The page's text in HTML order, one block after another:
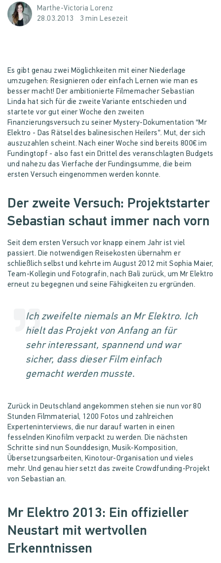
Marthe-Victoria Lorenz
28.03.2013
3 min Lesezeit
Es gibt genau zwei Möglichkeiten mit einer Niederlage
umzugehen: Resignieren oder einfach Lernen wie man es
besser macht! Der ambitionierte Filmemacher Sebastian
Linda hat sich für die zweite Variante entschieden und
startete vor gut einer Woche den zweiten
Finanzierungsversuch zu seiner Mystery-Dokumentation “Mr
Elektro - Das Rätsel des balinesischen Heilers”. Mut, der sich
auszuzahlen scheint. Nach einer Woche sind bereits 800€ im
Fundingtopf - also fast ein Drittel des veranschlagten Budgets
und nahezu das Vierfache der Fundingsumme, die beim
ersten Versuch eingenommen werden konnte.
Der zweite Versuch: Projektstarter
Sebastian schaut immer nach vorn
Seit dem ersten Versuch vor knapp einem Jahr ist viel
passiert. Die notwendigen Reisekosten übernahm er
schließlich selbst und kehrte im August 2012 mit Sophia Maier,
Team-Kollegin und Fotografin, nach Bali zurück, um Mr Elektro
erneut zu begegnen und seine Fähigkeiten zu ergründen.
Ich zweifelte niemals an Mr Elektro. Ich
hielt das Projekt von Anfang an für
sehr interessant, spannend und war
sicher, dass dieser Film einfach
gemacht werden musste.
Zurück in Deutschland angekommen stehen sie nun vor 80
Stunden Filmmaterial, 1200 Fotos und zahlreichen
Experteninterviews, die nur darauf warten in einen
fesselnden Kinofilm verpackt zu werden. Die nächsten
Schritte sind nun Sounddesign, Musik-Komposition,
Übersetzungsarbeiten, Kinotour-Organisation und vieles
mehr. Und genau hier setzt das zweite Crowdfunding-Projekt
von Sebastian an.
Mr Elektro 2013: Ein offizieller
Neustart mit wertvollen
Erkenntnissen